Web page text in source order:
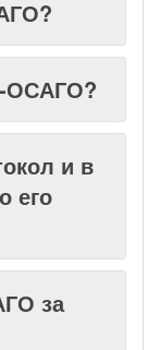
ОСАГО?
и в
его
за